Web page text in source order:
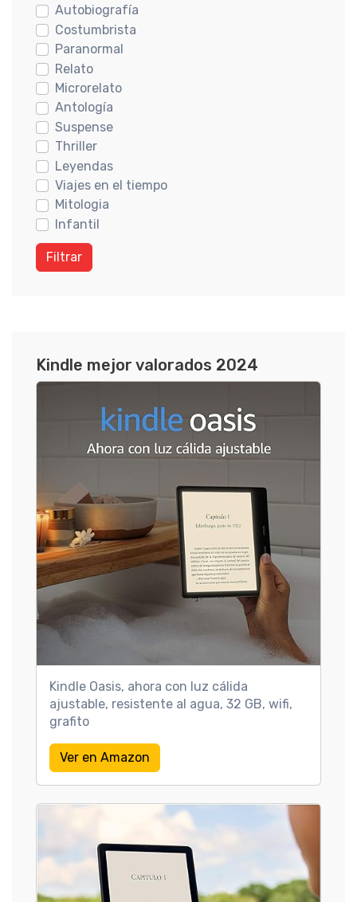
Autobiografía
Costumbrista
Paranormal
Relato
Microrelato
Antología
Suspense
Thriller
Leyendas
Viajes en el tiempo
Mitologia
Infantil
Filtrar
Kindle mejor valorados 2024
Kindle Oasis, ahora con luz cálida
ajustable, resistente al agua, 32 GB, wifi,
grafito
Ver en Amazon